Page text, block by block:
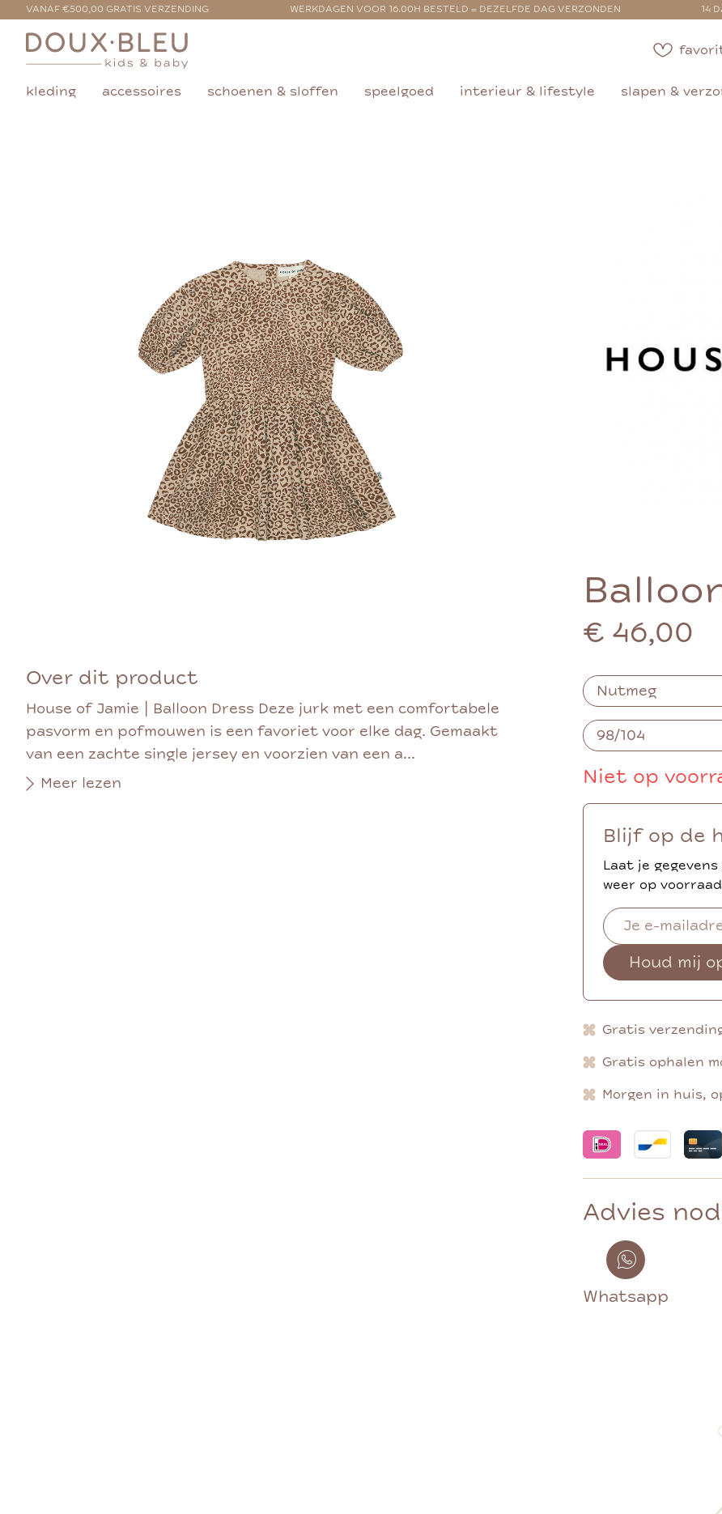
VANAF €500,00 GRATIS VERZENDING WERKDAGEN VOOR 16.00H BESTELD = DEZELFDE DAG VERZONDEN 14
kleding accessoires schoenen & sloffen speelgoed interieur & lifestyle slapen &
Over dit product
House of Jamie | Balloon Dress Deze jurk met een comfortabele
pasvorm en pofmouwen is een favoriet voor elke dag. Gemaakt
van een zachte single jersey en voorzien van een a...
Meer lezen
€ 46,00
Niet op
Blijf op de
Laat je
weer op
Houd mij
Gratis
Gratis ophalen
Morgen in huis,
Advies
Whatsapp